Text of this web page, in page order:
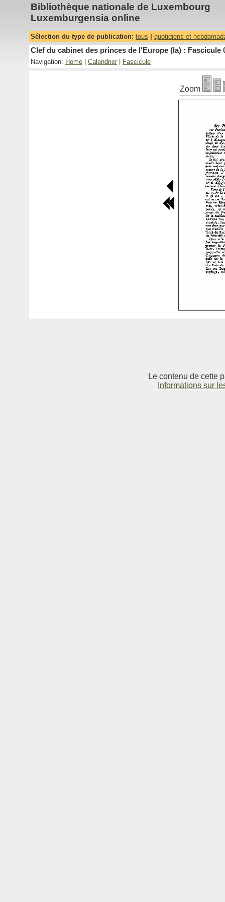
Bibliothèque nationale de Luxembourg
Luxemburgensia online
Sélection du type de publication: tous quotidiens et
Clef du cabinet des princes de l'Europe (la) : Fascicule
Navigation: Home Calendrier Fascicule
Zoom
Le contenu de cette
Informations sur